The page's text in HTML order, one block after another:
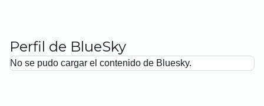
Perfil de BlueSky
No se pudo cargar el contenido de Bluesky.